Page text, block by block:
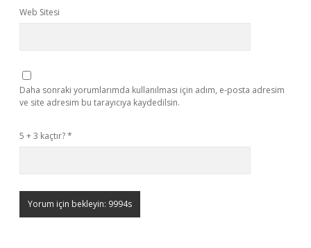
Web Sitesi
Daha sonraki yorumlarımda kullanılması için adım, e-posta adresim
ve site adresim bu tarayıcıya kaydedilsin.
5 + 3 kaçtır?*